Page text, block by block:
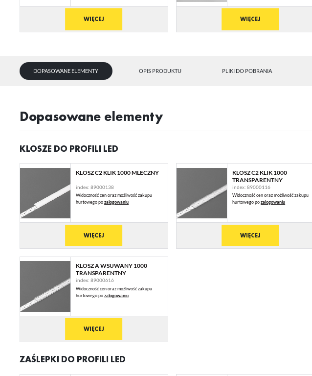
WIĘCEJ WIĘCEJ
DOPASOWANE ELEMENTY OPIS PRODUKTU PLIKI DO POBRANIA
dopasowane elementy
KLOSZE DO PROFILI LED
KLOSZ C2 KLIK 1000 MLECZNY
index: 89000138
Widoczność cen oraz możliwość zakupu
hurtowego pozalogowaniu
WIĘCEJ
KLOSZ C2 KLIK 1000
TRANSPARENTNY
index: 89000116
Widoczność cen oraz możliwość zakupu
hurtowego pozalogowaniu
WIĘCEJ
KLOSZ A WSUWANY 1000
TRANSPARENTNY
index: 89000616
Widoczność cen oraz możliwość zakupu
hurtowego pozalogowaniu
WIĘCEJ
ZAŚLEPKI DO PROFILI LED